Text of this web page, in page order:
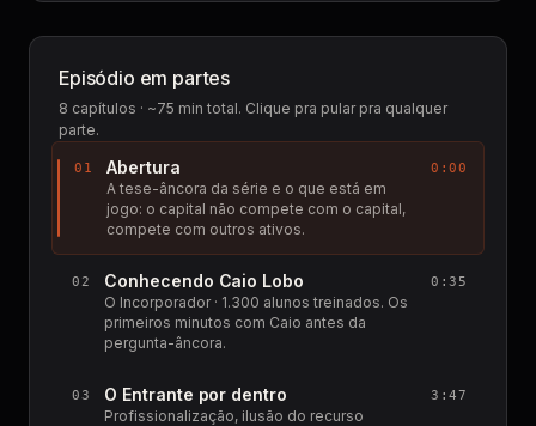
Episódio em partes
8 capítulos · ~75 min total. Clique pra pular pra qualquer
parte.
01 Abertura
A tese-âncora da série e o que está em
jogo: o capital não compete com o capital,
compete com outros ativos.
0:00
02 Conhecendo Caio Lobo
O Incorporador · 1.300 alunos treinados. Os
primeiros minutos com Caio antes da
pergunta-âncora.
0:35
03 O Entrante por dentro
Profissionalização, ilusão do recurso
3:47